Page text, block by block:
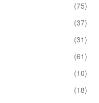
(75)
(37)
(31)
(61)
(10)
(18)